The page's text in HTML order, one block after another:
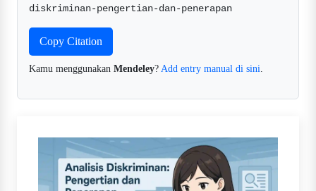
diskriminan-pengertian-dan-penerapan
Copy Citation
Kamu menggunakan Mendeley? Add entry manual di sini.